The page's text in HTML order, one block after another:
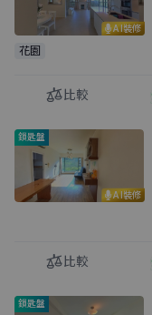
AI裝修
花園
比較
AI裝修
鎖匙盤
比較
鎖匙盤